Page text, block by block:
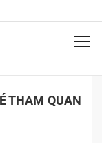
THAM QUAN